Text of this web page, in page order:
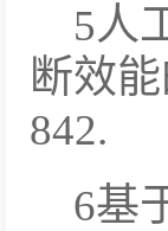
5人
断效
842.
6基